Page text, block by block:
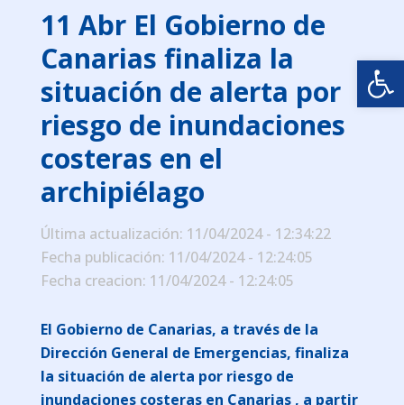
11 AbrEl Gobierno de
Canarias finaliza la
situación de alerta por
riesgo de inundaciones
costeras en el
archipiélago
Última actualización: 11/04/2024 - 12:34:22
Fecha publicación: 11/04/2024 - 12:24:05
Fecha creacion: 11/04/2024 - 12:24:05
El Gobierno de Canarias, a través de la
Dirección General de Emergencias, finaliza
la situación de alerta por riesgo de
inundaciones costeras en Canarias , a partir